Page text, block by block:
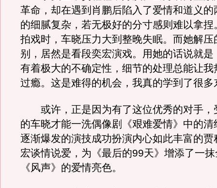
革命，却在遇到肖鹏后陷入了爱情和道义的
的细腻复杂，若无极好的分寸感则难以拿捏
拍戏时，车晓压力大到整晚失眠。而她解压
别，居然是看段奕宏演戏。用她的话说就是
有着极大的不确定性，细节的处理总能让我
过瘾。这是难得的机会，我真的学到了很多
或许，正是因为有了这位优秀的对手，
的车晓才能一洗偶像剧《艰难爱情》中的清
逐渐爆发的演技成功扮演内心如此丰富的贾
宏谈情说爱，为《最后的99天》增添了一
《风声》的爱情亮色。